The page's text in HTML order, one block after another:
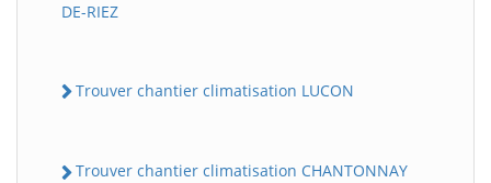
DE-RIEZ
Trouver chantier climatisation LUCON
Trouver chantier climatisation CHANTONNAY